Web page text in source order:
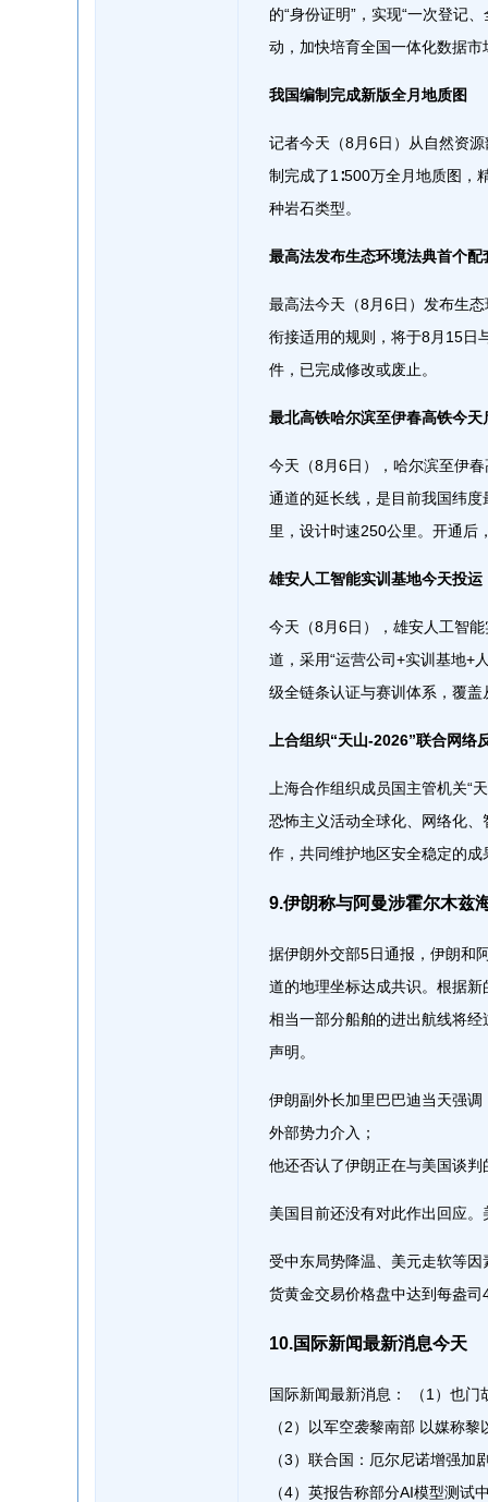
的“身份证明”，实现“一次登记
动，加快培育全国一体化数据市
我国编制完成新版全月地质图
记者今天（8月6日）从自然资
制完成了1∶500万全月地质图，
种岩石类型。
最高法发布生态环境法典首个配
最高法今天（8月6日）发布生
衔接适用的规则，将于8月15日
件，已完成修改或废止。
最北高铁哈尔滨至伊春高铁今天
今天（8月6日），哈尔滨至伊
通道的延长线，是目前我国纬
里，设计时速250公里。开通后
雄安人工智能实训基地今天投运
今天（8月6日），雄安人工智
道，采用“运营公司+实训基地+
级全链条认证与赛训体系，覆
上合组织“天山-2026”联合网络
上海合作组织成员国主管机关“
恐怖主义活动全球化、网络化
作，共同维护地区安全稳定的成
9.伊朗称与阿曼涉霍尔木兹
据伊朗外交部5日通报，伊朗和
道的地理坐标达成共识。根据
相当一部分船舶的进出航线将
声明。
伊朗副外长加里巴巴迪当天强
外部势力介入；
他还否认了伊朗正在与美国谈判
美国目前还没有对此作出回应
受中东局势降温、美元走软等
货黄金交易价格盘中达到每盎
10.国际新闻最新消息今天
国际新闻最新消息： （1）也
（2）以军空袭黎南部 以媒称黎
（3）联合国：厄尔尼诺增强加
（4）英报告称部分AI模型测试